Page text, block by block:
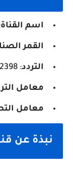
اسم القناة
القمر
التردد: 12398
معامل
معامل
نبذة عن